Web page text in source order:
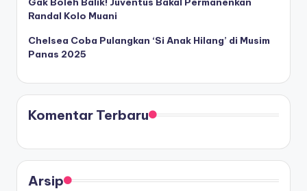
Randal Kolo Muani
Chelsea Coba Pulangkan ‘Si Anak Hilang’ di Musim
Panas 2025
Komentar Terbaru
Arsip